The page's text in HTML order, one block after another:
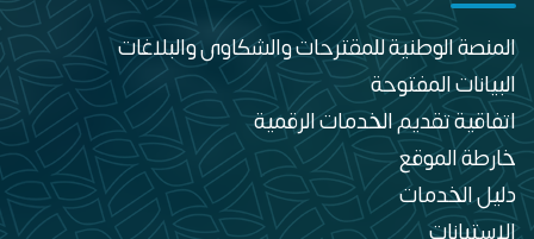
المنصة الوطنية للمقترحات والشكاوى والبلاغات
البيانات المفتوحة
اتفاقية تقديم الخدمات الرقمية
خارطة الموقع
دليل الخدمات
الاستبانات